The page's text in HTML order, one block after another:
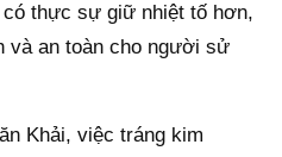
thực sự giữ nhiệt tố hơn,
và an toàn cho người sử
Khải, việc tráng kim